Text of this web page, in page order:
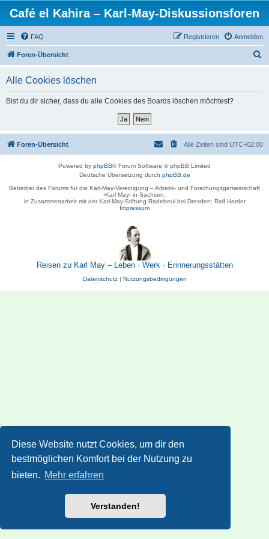
Diese Website nutzt Cookies, um dir den
bestmöglichen Komfort bei der Nutzung zu
bieten. Mehr erfahren
Verstanden!
Café el Kahira – Karl-May-Diskussionsforen
FAQ Anmelden
Registrieren
Foren-Übersicht
Alle Cookies löschen
Bist du dir sicher, dass du alle Cookies des Boards löschen möchtest?
Foren-Übersicht Alle Zeiten sind UTC+02:00
Powered by phpBB® Forum Software © phpBB Limited
Deutsche Übersetzung durch phpBB.de
Betreiber des Forums für die Karl-May-Vereinigung – Arbeits- und Forschungsgemeinschaft
›Karl May‹ in Sachsen,
in Zusammenarbeit mit der Karl-May-Stiftung Radebeul bei Dresden: Ralf Harder
Impressum
Reisen zu Karl May – Leben · Werk · Erinnerungsstätten
Datenschutz| Nutzungsbedingungen